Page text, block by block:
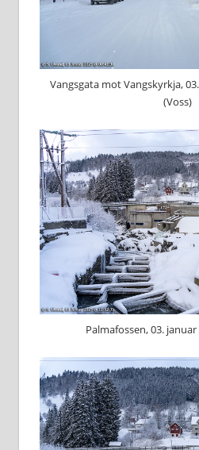
Vangsgata mot Vangskyrkja,
(Voss)
Palmafossen, 03. januar